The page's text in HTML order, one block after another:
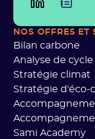
NOS OFFRES ET
Bilan carbone
Analyse de
Stratégie climat
Stratégie d'éco-
Sami Academy